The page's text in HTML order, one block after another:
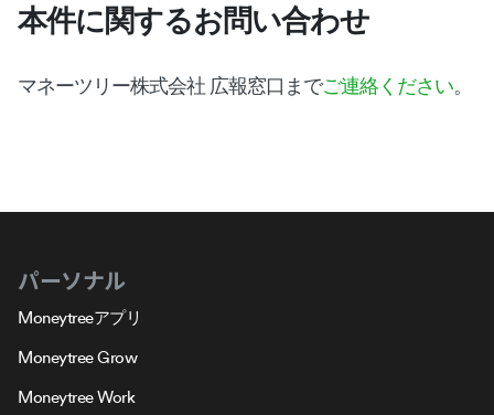
本件に関するお問い合わせ
マネーツリー株式会社 広報窓口までご連絡ください。
パーソナル
Moneytreeアプリ
Moneytree Grow
Moneytree Work